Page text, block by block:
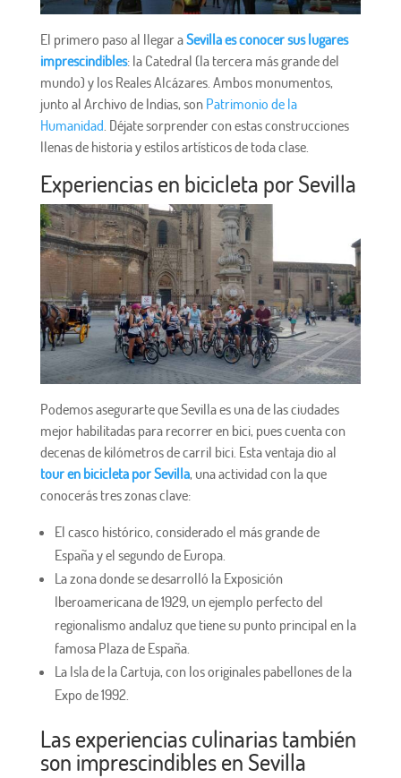
El primero paso al llegar aSevilla es conocer sus lugares
imprescindibles: la Catedral (la tercera más grande del
mundo) y los Reales Alcázares. Ambos monumentos,
junto al Archivo de Indias, sonPatrimonio de la
Humanidad . Déjate sorprender con estas construcciones
llenas de historia y estilos artísticos de toda clase.
Experiencias en bicicleta por Sevilla
Podemos asegurarte que Sevilla es una de las ciudades
mejor habilitadas para recorrer en bici, pues cuenta con
decenas de kilómetros de carril bici. Esta ventaja dio al
tour en bicicleta por Sevilla, una actividad con la que
conocerás tres zonas clave:
El casco histórico, considerado el más grande de
España y el segundo de Europa.
La zona donde se desarrolló la Exposición
Iberoamericana de 1929, un ejemplo perfecto del
regionalismo andaluz que tiene su punto principal en la
famosa Plaza de España.
La Isla de la Cartuja, con los originales pabellones de la
Expo de 1992.
Las experiencias culinarias también
son imprescindibles en Sevilla